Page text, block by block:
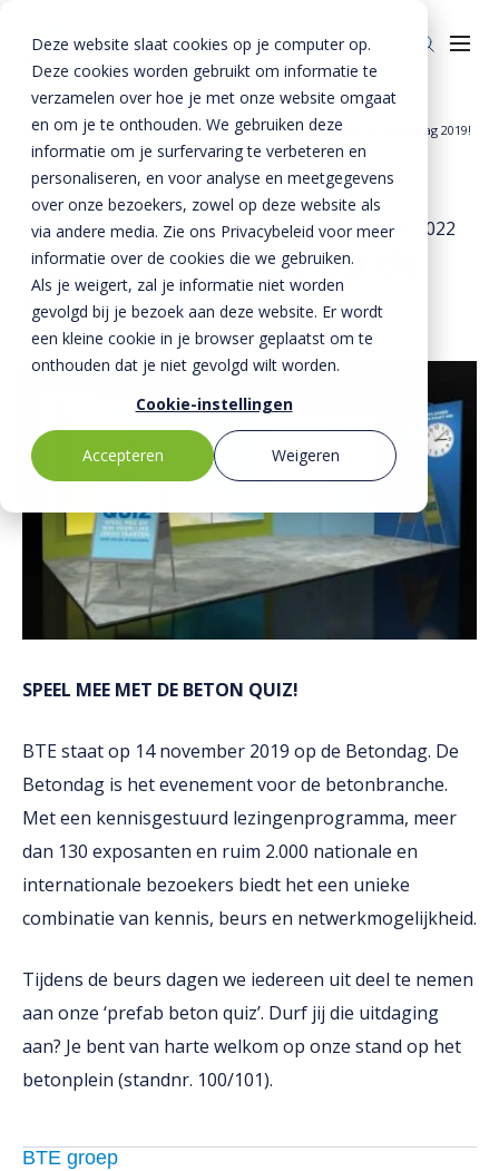
Deze website slaat cookies op je computer op.
Deze cookies worden gebruikt om informatie te
verzamelen over hoe je met onze website omgaat
en om je te onthouden. We gebruiken deze
informatie om je surfervaring te verbeteren en
personaliseren, en voor analyse en meetgegevens
over onze bezoekers, zowel op deze website als
via andere media. Zie ons Privacybeleid voor meer
informatie over de cookies die we gebruiken.
Als je weigert, zal je informatie niet worden
gevolgd bij je bezoek aan deze website. Er wordt
een kleine cookie in je browser geplaatst om te
onthouden dat je niet gevolgd wilt worden.
Cookie-instellingen
Accepteren Weigeren
Downloads
Werken bij
Over ons
Over ons
BTE-bedrijven
Historie
Nieuws & Media
Veiligheid
Duurzaamheid
Kennis
Innovatie
Invie (CIRRCON)
Invie (CIRRCON)
Invie nieuws
Kwaliteit
Contact
Home » BTE - Nieuws & Media » Test jouw kennis op de Betondag 2019!
5 november 2019- Bijgewerkt op21 december 2022
Test jouw kennis op de
Betondag 2019!
SPEEL MEE MET DE BETON QUIZ!
BTE staat op 14 november 2019 op de Betondag. De
Betondag is het evenement voor de betonbranche.
Met een kennisgestuurd lezingenprogramma, meer
dan 130 exposanten en ruim 2.000 nationale en
internationale bezoekers biedt het een unieke
combinatie van kennis, beurs en netwerkmogelijkheid.
Tijdens de beurs dagen we iedereen uit deel te nemen
aan onze ‘prefab beton quiz’. Durf jij die uitdaging
aan? Je bent van harte welkom op onze stand op het
betonplein (standnr. 100/101).
BTE groep